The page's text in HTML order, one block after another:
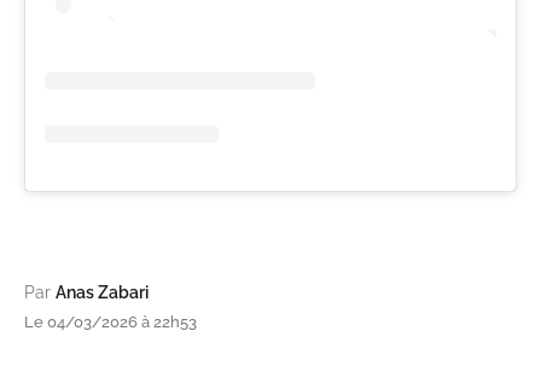
Par Anas Zabari
Le 04/03/2026 à 22h53